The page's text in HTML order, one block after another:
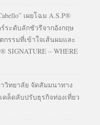
เผยโฉม A.S.P®
ระดับลักชัวรีจากอังกฤษ
รรมที่เข้าใจเส้นผมและ
SIGNATURE – WHERE
วิทยาลัย จัดสัมมนาทาง
ล็ดลับปรับธุรกิจท่องเที่ยว